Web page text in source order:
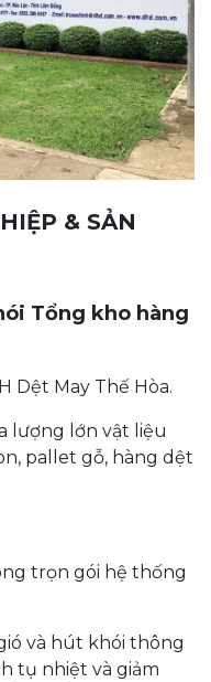
& SẢN
Tổng kho hàng
Dệt May Thế Hòa.
lượng lớn vật liệu
pallet gỗ, hàng dệt
trọn gói hệ thống
và hút khói thông
tụ nhiệt và giảm